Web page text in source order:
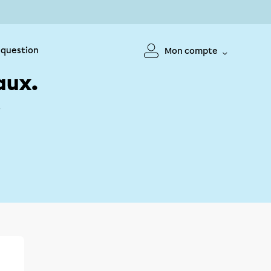
Mon compte